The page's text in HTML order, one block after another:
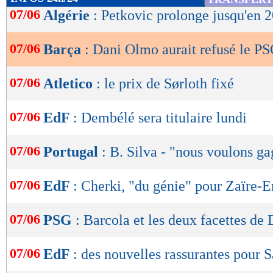
de
lecture
OK
07/06 Algérie : Petkovic prolonge jusqu'en
07/06 Barça : Dani Olmo aurait refusé le
07/06 Atletico : le prix de Sørloth fixé
07/06 EdF : Dembélé sera titulaire lundi
07/06 Portugal : B. Silva - "nous voulons
07/06 EdF : Cherki, "du génie" pour Zaïre-
07/06 PSG : Barcola et les deux facettes de
07/06 EdF : des nouvelles rassurantes pour